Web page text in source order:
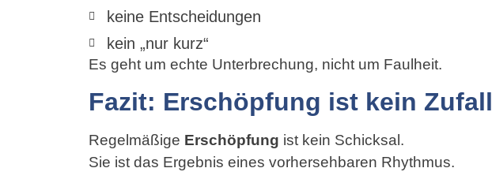
keine Entscheidungen
kein „nur kurz“
Es geht um echte Unterbrechung, nicht um Faulheit.
Fazit: Erschöpfung ist kein Zufall
Regelmäßige Erschöpfung ist kein Schicksal.
Sie ist das Ergebnis eines vorhersehbaren Rhythmus.